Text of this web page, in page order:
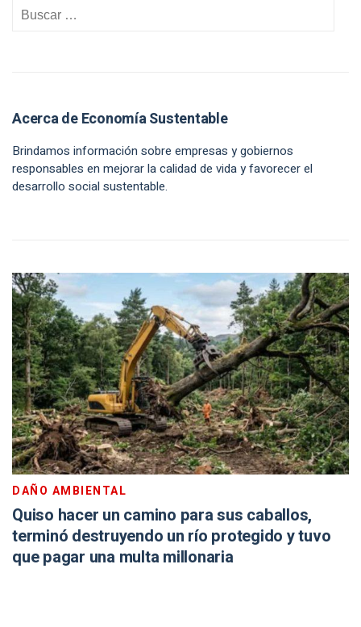
Acerca de Economía Sustentable
Brindamos información sobre empresas y gobiernos
responsables en mejorar la calidad de vida y favorecer el
desarrollo social sustentable.
DAÑO AMBIENTAL
Quiso hacer un camino para sus caballos,
terminó destruyendo un río protegido y tuvo
que pagar una multa millonaria